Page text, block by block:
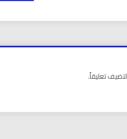
لتضيف تعليقاً.